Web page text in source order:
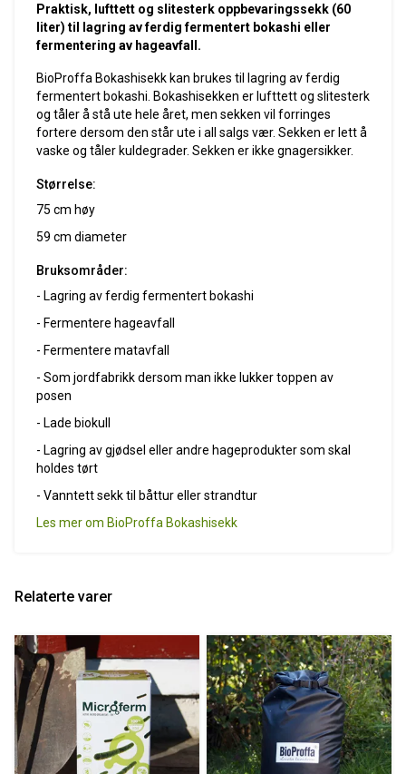
Praktisk, lufttett og slitesterk oppbevaringssekk (60
liter) til lagring av ferdig fermentert bokashi eller
fermentering av hageavfall.
BioProffa Bokashisekk kan brukes til lagring av ferdig
fermentert bokashi. Bokashisekken er lufttett og slitesterk
og tåler å stå ute hele året, men sekken vil forringes
fortere dersom den står ute i all salgs vær. Sekken er lett å
vaske og tåler kuldegrader. Sekken er ikke gnagersikker.
Størrelse:
75 cm høy
59 cm diameter
Bruksområder:
- Lagring av ferdig fermentert bokashi
- Fermentere hageavfall
- Fermentere matavfall
- Som jordfabrikk dersom man ikke lukker toppen av
posen
- Lade biokull
- Lagring av gjødsel eller andre hageprodukter som skal
holdes tørt
- Vanntett sekk til båttur eller strandtur
Les mer om BioProffa Bokashisekk
Relaterte varer